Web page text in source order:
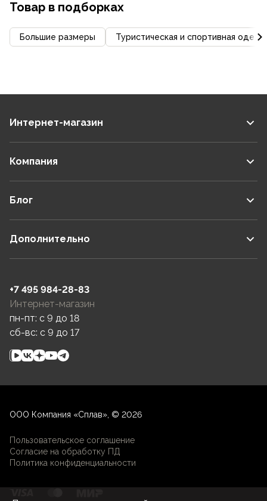
Товар в подборках
Большие размеры Туристическая и спортивная
Интернет-магазин
Компания
Блог
Дополнительно
+7 495 984-28-83
Интернет-магазин
пн-пт: c 9 до 18
сб-вс: c 9 до 17
ООО Компания «Сплав», © 2026
Пользовательское соглашение
Согласие на обработку ПД
Политика конфиденциальности